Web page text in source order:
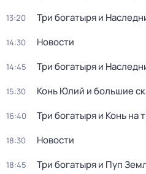
13:20 Три богатыря и
14:30 Новости
14:45 Три богатыря и
15:30 Конь Юлий и большие
16:40 Три богатыря и Конь на
18:30 Новости
18:45 Три богатыpя и Пyп